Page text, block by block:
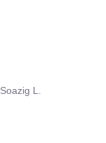
Soazig L.